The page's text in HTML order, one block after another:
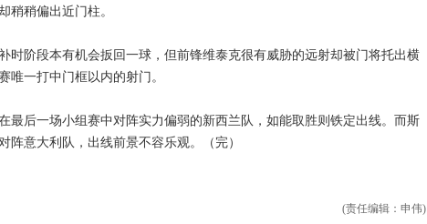
稍稍偏出近门柱。
阶段本有机会扳回一球，但前锋维泰克很有威胁的远射却被门将托出横
唯一打中门框以内的射门。
后一场小组赛中对阵实力偏弱的新西兰队，如能取胜则铁定出线。而斯
阵意大利队，出线前景不容乐观。（完）
(责任编辑：申伟)